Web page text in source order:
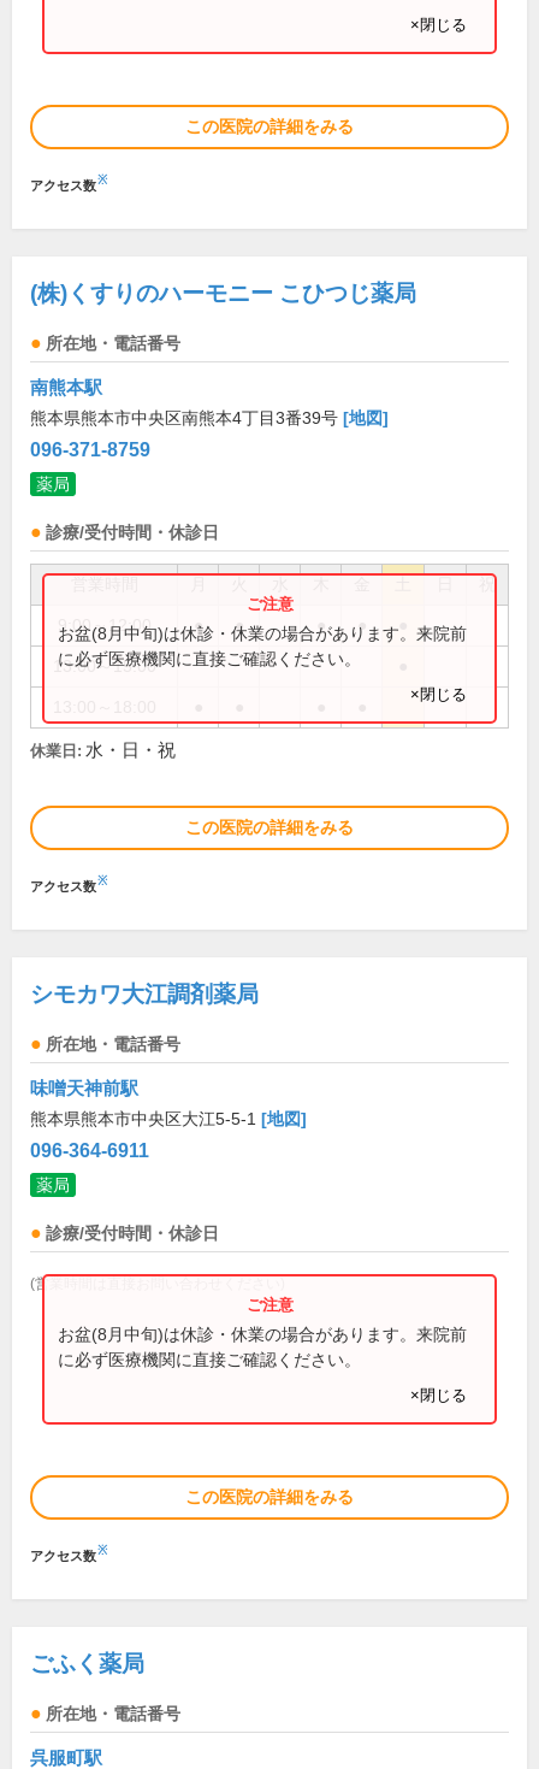
×閉じる
この医院の詳細をみる
アクセス数※
(株)くすりのハーモニー こひつじ薬局
所在地・電話番号
南熊本駅
熊本県熊本市中央区南熊本4丁目3番39号 [地図]
096-371-8759
薬局
診療/受付時間・休診日
祝
9:00～12:00 ● ● ● ●
13:00～15:00
お盆(8月中旬)は休診・休業の場合があります。来院前
に必ず医療機関に直接ご確認ください。
×閉じる
休業日: 水・日・祝
この医院の詳細をみる
アクセス数※
シモカワ大江調剤薬局
所在地・電話番号
味噌天神前駅
熊本県熊本市中央区大江5-5-1 [地図]
096-364-6911
薬局
診療/受付時間・休診日
(営業時間は直接お問い合わせください)
お盆(8月中旬)は休診・休業の場合があります。来院前
に必ず医療機関に直接ご確認ください。
×閉じる
この医院の詳細をみる
アクセス数※
ごふく薬局
所在地・電話番号
呉服町駅